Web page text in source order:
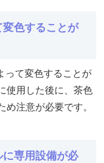
色することが
って変色することが
使用した後に、茶色
め注意が必要です。
専用設備が必